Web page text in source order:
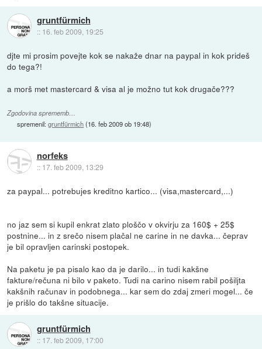
gruntfürmich
:: 16. feb 2009, 19:25
djte mi prosim povejte kok se nakaže dnar na paypal in kok prideš
do tega?!
a morš met mastercard & visa al je možno tut kok drugače???
Zgodovina sprememb…
spremenil:gruntfürmich(16. feb 2009 ob 19:48)
norfeks
:: 17. feb 2009, 13:29
za paypal... potrebujes kreditno kartico... (visa,mastercard,...)
no jaz sem si kupil enkrat zlato ploščo v okvirju za 160$ + 25$
postnine... in z srečo nisem plačal ne carine in ne davka... čeprav
je bil opravljen carinski postopek.
Na paketu je pa pisalo kao da je darilo... in tudi kakšne
fakture/rečuna ni bilo v paketo. Tudi na carino nisem rabil pošiljta
kakšnih računav in podobnega... kar sem do zdaj zmeri mogel... če
je prišlo do takšne situacije.
gruntfürmich
:: 17. feb 2009, 17:00